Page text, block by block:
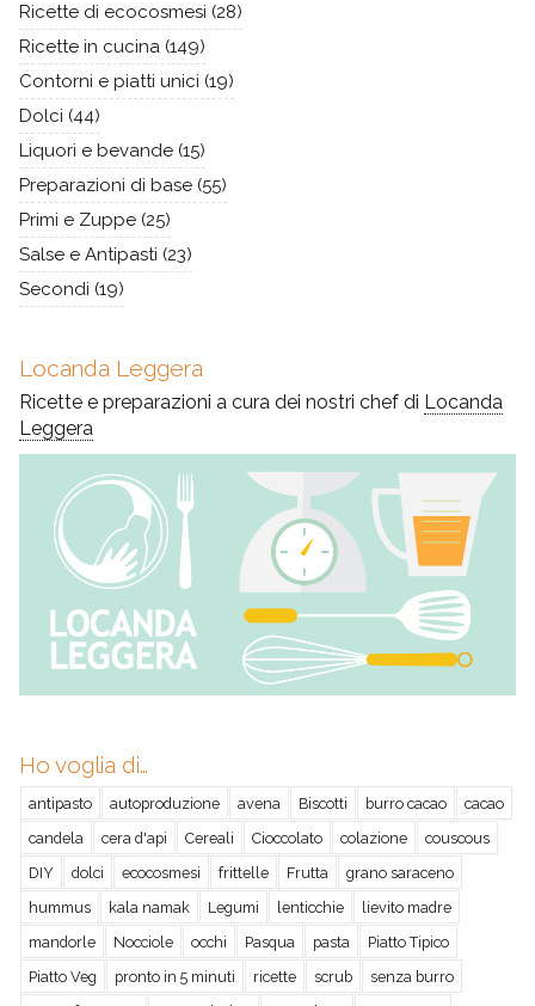
Ricette di ecocosmesi (28)
Ricette in cucina (149)
Contorni e piatti unici (19)
Dolci (44)
Liquori e bevande (15)
Preparazioni di base (55)
Primi e Zuppe (25)
Salse e Antipasti (23)
Secondi (19)
Locanda Leggera
Ricette e preparazioni a cura dei nostri chef di Locanda
Leggera
Ho voglia di…
antipasto autoproduzione avena Biscotti burro cacao
cacao
candela
cera d'api Cereali Cioccolato colazione
couscous
DIY
dolci ecocosmesi frittelle Frutta
grano saraceno
hummus
kala namak Legumi lenticchie
lievito madre
mandorle
Nocciole occhi Pasqua pasta
Piatto Tipico
Piatto Veg
pronto in 5 minuti ricette scrub
senza burro